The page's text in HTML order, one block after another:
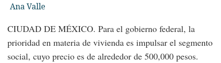
Ana Valle
CIUDAD DE MÉXICO. Para el gobierno federal, la
prioridad en materia de vivienda es impulsar el segmento
social, cuyo precio es de alrededor de 500,000 pesos.